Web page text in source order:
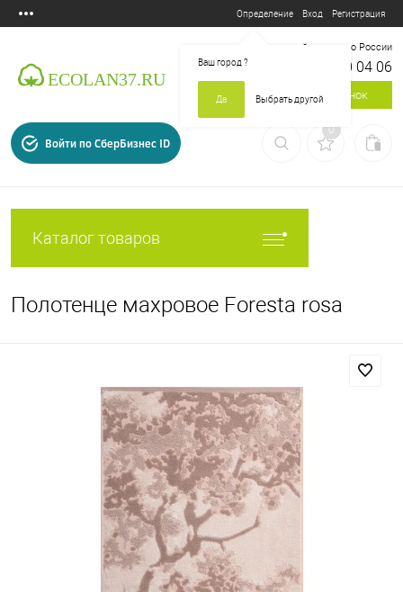
Определение
Ваш город?
Да Выбрать другой
Вход Регистрация
Бесплатный звонок по России
8 800 700 04 06
Заказать звонок
Войти по СберБизнес ID
0
Каталог товаров
Полотенце махровое Foresta rosa